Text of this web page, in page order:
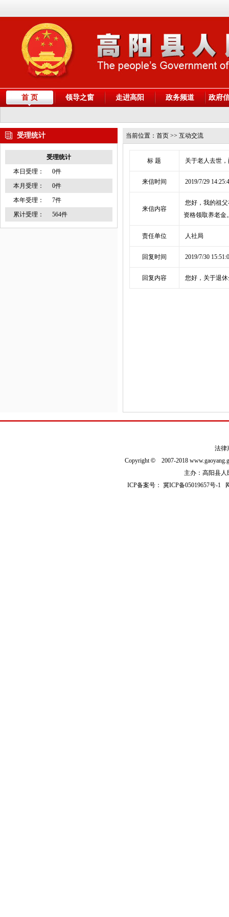
首 页 领导之窗 走进高阳 政务频道 政府
受理统计
受理统计
本日受理：
0件
本月受理：
0件
本年受理：
7件
累计受理：
564件
当前位置： 首页 >> 互动交流
标 题 关于老人去世
来信时间 2019/7/29
来信内容
您好，我的祖
资格领取养老金
责任单位 人社局
回复时间 2019/7/30
回复内容 您好，关于退
法律
Copyright© 2007-2018
主办：高阳县人
ICP备案号：冀ICP备05019657号-1